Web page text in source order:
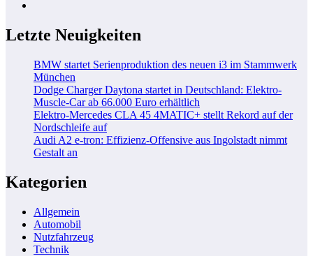
Letzte Neuigkeiten
BMW startet Serienproduktion des neuen i3 im Stammwerk
München
Dodge Charger Daytona startet in Deutschland: Elektro-
Muscle-Car ab 66.000 Euro erhältlich
Elektro-Mercedes CLA 45 4MATIC+ stellt Rekord auf der
Nordschleife auf
Audi A2 e-tron: Effizienz-Offensive aus Ingolstadt nimmt
Gestalt an
Kategorien
Allgemein
Automobil
Nutzfahrzeug
Technik